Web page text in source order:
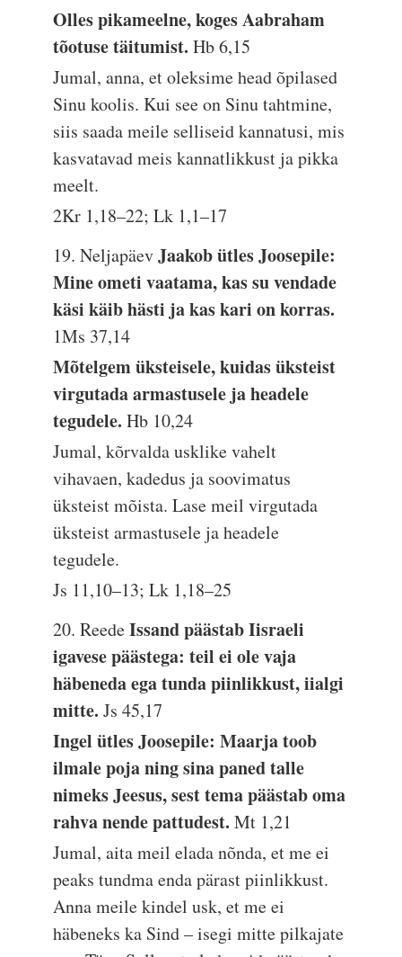
Olles pikameelne, koges Aabraham
tõotuse täitumist.Hb 6,15
Jumal, anna, et oleksime head õpilased
Sinu koolis. Kui see on Sinu tahtmine,
siis saada meile selliseid kannatusi, mis
kasvatavad meis kannatlikkust ja pikka
meelt.
2Kr 1,18–22; Lk 1,1–17
19. NeljapäevJaakob ütles Joosepile:
Mine ometi vaatama, kas su vendade
käsi käib hästi ja kas kari on korras.
1Ms 37,14
Mõtelgem üksteisele, kuidas üksteist
virgutada armastusele ja headele
tegudele.Hb 10,24
Jumal, kõrvalda usklike vahelt
vihavaen, kadedus ja soovimatus
üksteist mõista. Lase meil virgutada
üksteist armastusele ja headele
tegudele.
Js 11,10–13; Lk 1,18–25
20. ReedeIssand päästab Iisraeli
igavese päästega: teil ei ole vaja
häbeneda ega tunda piinlikkust, iialgi
mitte.Js 45,17
Ingel ütles Joosepile: Maarja toob
ilmale poja ning sina paned talle
nimeks Jeesus, sest tema päästab oma
rahva nende pattudest.Mt 1,21
Jumal, aita meil elada nõnda, et me ei
peaks tundma enda pärast piinlikkust.
Anna meile kindel usk, et me ei
häbeneks ka Sind – isegi mitte pilkajate